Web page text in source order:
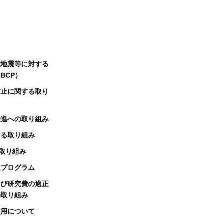
震等に対する
）
に関する取り
への取り組み
取り組み
り組み
ログラム
研究費の適正
り組み
について